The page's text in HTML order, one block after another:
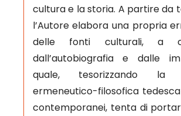
cultura e la storia. A partire da
l’Autore elabora una propria
delle fonti culturali, a
dall’autobiografia e dalle
quale, tesorizzando la
ermeneutico-filosofica
contemporanei, tenta di